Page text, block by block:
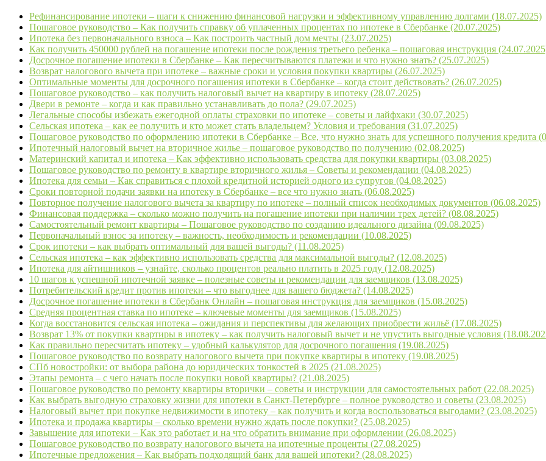
Рефинансирование ипотеки – шаги к снижению финансовой нагрузки и эффективному управлению долгами (18.07.2025)
Пошаговое руководство – Как получить справку об уплаченных процентах по ипотеке в Сбербанке (20.07.2025)
Ипотека без первоначального взноса – Как построить частный дом мечты (23.07.2025)
Как получить 450000 рублей на погашение ипотеки после рождения третьего ребенка – пошаговая инструкция
Досрочное погашение ипотеки в Сбербанке – Как пересчитываются платежи и что нужно знать? (25.07.2025)
Возврат налогового вычета при ипотеке – важные сроки и условия покупки квартиры (26.07.2025)
Оптимальные моменты для досрочного погашения ипотеки в Сбербанке – когда стоит действовать? (26.07.2025)
Пошаговое руководство – как получить налоговый вычет на квартиру в ипотеку (28.07.2025)
Двери в ремонте – когда и как правильно устанавливать до пола? (29.07.2025)
Легальные способы избежать ежегодной оплаты страховки по ипотеке – советы и лайфхаки (30.07.2025)
Сельская ипотека – как ее получить и кто может стать владельцем? Условия и требования (31.07.2025)
Пошаговое руководство по оформлению ипотеки в Сбербанке – Все, что нужно знать для успешного получения кредита
Ипотечный налоговый вычет на вторичное жилье – пошаговое руководство по получению (02.08.2025)
Материнский капитал и ипотека – Как эффективно использовать средства для покупки квартиры (03.08.2025)
Пошаговое руководство по ремонту в квартире вторичного жилья – Советы и рекомендации (04.08.2025)
Ипотека для семьи – Как справиться с плохой кредитной историей одного из супругов (04.08.2025)
Сроки повторной подачи заявки на ипотеку в Сбербанке – все что нужно знать (06.08.2025)
Повторное получение налогового вычета за квартиру по ипотеке – полный список необходимых документов (06.08.2025)
Финансовая поддержка – сколько можно получить на погашение ипотеки при наличии трех детей? (08.08.2025)
Самостоятельный ремонт квартиры – Пошаговое руководство по созданию идеального дизайна (09.08.2025)
Первоначальный взнос за ипотеку – важность, необходимость и рекомендации (10.08.2025)
Срок ипотеки – как выбрать оптимальный для вашей выгоды? (11.08.2025)
Сельская ипотека – как эффективно использовать средства для максимальной выгоды? (12.08.2025)
Ипотека для айтишников – узнайте, сколько процентов реально платить в 2025 году (12.08.2025)
10 шагов к успешной ипотечной заявке – полезные советы и рекомендации для заемщиков (13.08.2025)
Потребительский кредит против ипотеки – что выгоднее для вашего бюджета? (14.08.2025)
Досрочное погашение ипотеки в Сбербанк Онлайн – пошаговая инструкция для заемщиков (15.08.2025)
Средняя процентная ставка по ипотеке – ключевые моменты для заемщиков (15.08.2025)
Когда восстановится сельская ипотека – ожидания и перспективы для желающих приобрести жильё (17.08.2025)
Возврат 13% от покупки квартиры в ипотеку – как получить налоговый вычет и не упустить выгодные условия
Как правильно пересчитать ипотеку – удобный калькулятор для досрочного погашения (19.08.2025)
Пошаговое руководство по возврату налогового вычета при покупке квартиры в ипотеку (19.08.2025)
СПб новостройки: от выбора района до юридических тонкостей в 2025 (21.08.2025)
Этапы ремонта – с чего начать после покупки новой квартиры? (21.08.2025)
Пошаговое руководство по ремонту квартиры вторички – советы и инструкции для самостоятельных работ (22.08.2025)
Как выбрать выгодную страховку жизни для ипотеки в Санкт-Петербурге – полное руководство и советы (23.08.2025)
Налоговый вычет при покупке недвижимости в ипотеку – как получить и когда воспользоваться выгодами? (23.08.2025)
Ипотека и продажа квартиры – сколько времени нужно ждать после покупки? (25.08.2025)
Завышение для ипотеки – Как это работает и на что обратить внимание при оформлении (26.08.2025)
Пошаговое руководство по возврату налогового вычета на ипотечные проценты (27.08.2025)
Ипотечные предложения – Как выбрать подходящий банк для вашей ипотеки? (28.08.2025)